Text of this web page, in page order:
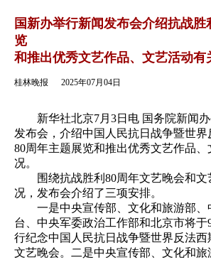
2025年07月04
国新办举行新闻发布会介绍抗战胜
览
和推出优秀文艺作品、文艺活动有
桂林晚报 2025年07月04日
新华社北京7月3日电 国务院新闻办
发布会，介绍中国人民抗日战争暨世界
80周年主题展览和推出优秀文艺作品
况。
围绕抗战胜利80周年文艺晚会和文
况，发布会介绍了三项安排。
一是中央宣传部、文化和旅游部、
台、中央军委政治工作部和北京市将于
行纪念中国人民抗日战争暨世界反法西
文艺晚会。二是中央宣传部、文化和旅